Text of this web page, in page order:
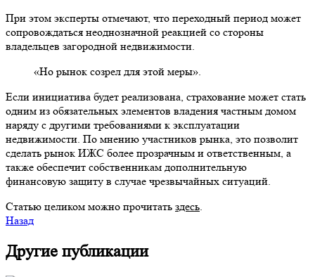
При этом эксперты отмечают, что переходный период может
сопровождаться неоднозначной реакцией со стороны
владельцев загородной недвижимости.
«Но рынок созрел для этой меры».
Если инициатива будет реализована, страхование может стать
одним из обязательных элементов владения частным домом
наряду с другими требованиями к эксплуатации
недвижимости. По мнению участников рынка, это позволит
сделать рынок ИЖС более прозрачным и ответственным, а
также обеспечит собственникам дополнительную
финансовую защиту в случае чрезвычайных ситуаций.
Статью целиком можно прочитать здесь.
Назад
Другие публикации